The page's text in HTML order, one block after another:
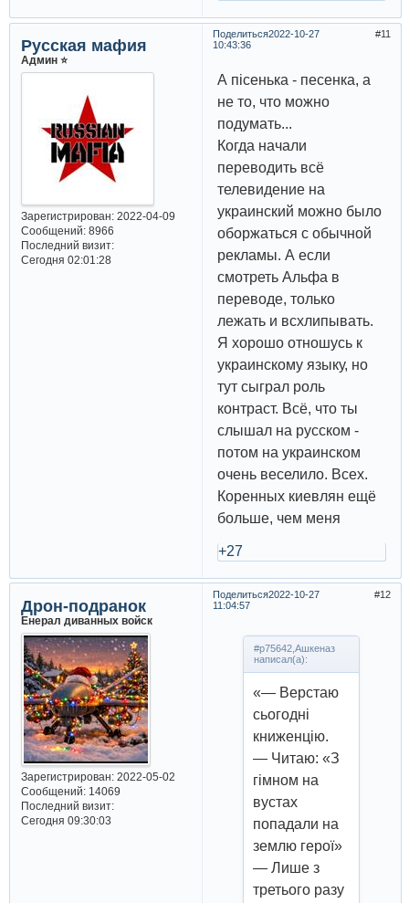
Поделиться 11
2022-10-27
10:43:36
Русская мафия
Админ ⭐️
Зарегистрирован: 2022-04-09
Сообщений:8966
Последний визит:
Сегодня 02:01:28
А пiсенька - песенка, а
не то, что можно
подумать...
Когда начали
переводить всё
телевидение на
украинский можно было
оборжаться с обычной
рекламы. А если
смотреть Альфа в
переводе, только
лежать и всхлипывать.
Я хорошо отношусь к
украинскому языку, но
тут сыграл роль
контраст. Всё, что ты
слышал на русском -
потом на украинском
очень веселило. Всех.
Коренных киевлян ещё
больше, чем меня
+27
Поделиться 12
2022-10-27
11:04:57
Дрон-подранок
Енерал диванных войск
Зарегистрирован: 2022-05-02
Сообщений:14069
Последний визит:
Сегодня 09:30:03
#p75642,Ашкеназ
написал(а):
«— Верстаю
сьогодні
книженцію.
— Читаю: «З
гімном на
вустах
попадали на
землю герої»
— Лише з
третього разу